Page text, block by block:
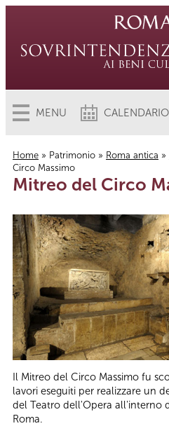
MENU CALENDARIO
Tu sei qui
Home » Patrimonio » Roma antica »
Circo Massimo
Mitreo del Circo
Il Mitreo del Circo Massimo fu
lavori eseguiti per realizzare un
del Teatro dell'Opera all'interno
Roma.